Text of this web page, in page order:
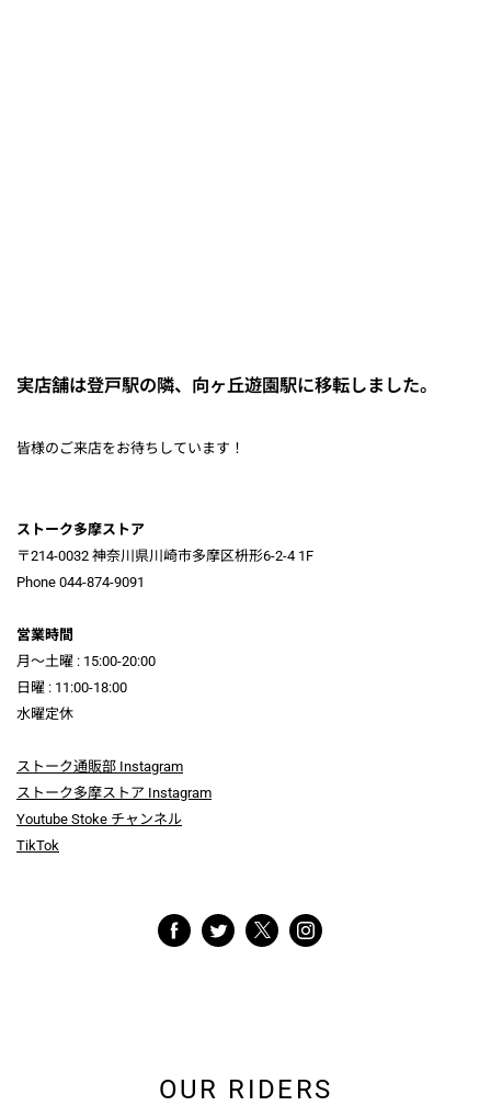
実店舗は登戸駅の隣、向ヶ丘遊園駅に移転しました。
皆様のご来店をお待ちしています！
ストーク多摩ストア
〒214-0032 神奈川県川崎市多摩区枡形6-2-4 1F
Phone 044-874-9091
営業時間
月～土曜 : 15:00-20:00
日曜 : 11:00-18:00
水曜定休
ストーク通販部 Instagram
ストーク多摩ストア Instagram
Youtube Stoke チャンネル
TikTok
OUR RIDERS